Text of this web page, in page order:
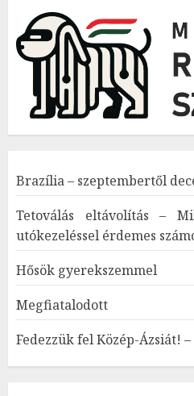
Brazília – szeptembertől
Tetoválás eltávolítás –
utókezeléssel érdemes
Hősök gyerekszemmel
Megfiatalodott
Fedezzük fel Közép-Ázsiát! –